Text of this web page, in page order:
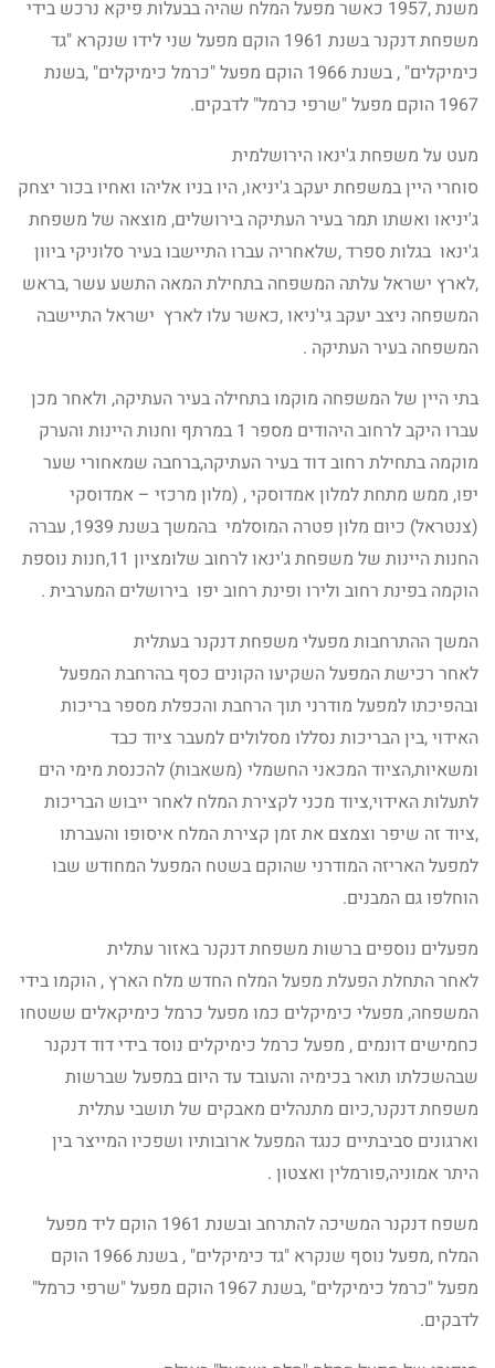
משנת ,1957 כאשר מפעל המלח שהיה בבעלות פיקא נרכש בידי
משפחת דנקנר בשנת 1961 הוקם מפעל שני לידו שנקרא "גד
כימיקלים" , בשנת 1966 הוקם מפעל "כרמל כימיקלים" ,בשנת
1967 הוקם מפעל "שרפי כרמל" לדבקים.
מעט על משפחת ג'ינאו הירושלמית
סוחרי היין במשפחת יעקב ג'יניאו, היו בניו אליהו ואחיו בכור יצחק
ג'יניאו ואשתו תמר בעיר העתיקה בירושלים, מוצאה של משפחת
ג'ינאו בגלות ספרד ,שלאחריה עברו התיישבו בעיר סלוניקי ביוון
,לארץ ישראל עלתה המשפחה בתחילת המאה התשע עשר ,בראש
המשפחה ניצב יעקב גי'ניאו ,כאשר עלו לארץ ישראל התיישבה
המשפחה בעיר העתיקה .
בתי היין של המשפחה מוקמו בתחילה בעיר העתיקה, ולאחר מכן
עברו היקב לרחוב היהודים מספר 1 במרתף וחנות היינות והערק
מוקמה בתחילת רחוב דוד בעיר העתיקה,ברחבה שמאחורי שער
יפו, ממש מתחת למלון אמדוסקי , (מלון מרכזי – אמדוסקי
(צנטראל) כיום מלון פטרה המוסלמי בהמשך בשנת 1939, עברה
החנות היינות של משפחת ג'ינאו לרחוב שלומציון 11,חנות נוספת
הוקמה בפינת רחוב ולירו ופינת רחוב יפו בירושלים המערבית .
המשך ההתרחבות מפעלי משפחת דנקנר בעתלית
לאחר רכישת המפעל השקיעו הקונים כסף בהרחבת המפעל
ובהפיכתו למפעל מודרני תוך הרחבת והכפלת מספר בריכות
האידוי ,בין הבריכות נסללו מסלולים למעבר ציוד כבד
ומשאיות,הציוד המכאני החשמלי (משאבות) להכנסת מימי הים
לתעלות האידוי,ציוד מכני לקצירת המלח לאחר ייבוש הבריכות
,ציוד זה שיפר וצמצם את זמן קצירת המלח איסופו והעברתו
למפעל האריזה המודרני שהוקם בשטח המפעל המחודש שבו
הוחלפו גם המבנים.
מפעלים נוספים ברשות משפחת דנקנר באזור עתלית
לאחר התחלת הפעלת מפעל המלח החדש מלח הארץ , הוקמו בידי
המשפחה, מפעלי כימיקלים כמו מפעל כרמל כימיקאלים ששטחו
כחמישים דונמים , מפעל כרמל כימיקלים נוסד בידי דוד דנקנר
שבהשכלתו תואר בכימיה והעובד עד היום במפעל שברשות
משפחת דנקנר,כיום מתנהלים מאבקים של תושבי עתלית
וארגונים סביבתיים כנגד המפעל ארובותיו ושפכיו המייצר בין
היתר אמוניה,פורמלין ואצטון .
משפח דנקנר המשיכה להתרחב ובשנת 1961 הוקם ליד מפעל
המלח ,מפעל נוסף שנקרא "גד כימיקלים" , בשנת 1966 הוקם
מפעל "כרמל כימיקלים" ,בשנת 1967 הוקם מפעל "שרפי כרמל"
לדבקים.